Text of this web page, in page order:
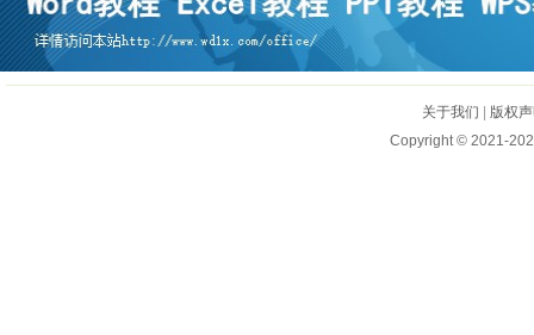
关于我们
版权
Copyright © 2021-